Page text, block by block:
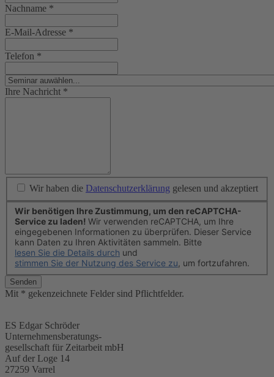
Nachname *
E-Mail-Adresse *
Telefon *
Ihre Nachricht *
Wir haben die Datenschutzerklärung gelesen und akzeptiert
Wir benötigen Ihre Zustimmung, um den reCAPTCHA-
Service zu laden! Wir verwenden reCAPTCHA, um Ihre
eingegebenen Informationen zu überprüfen. Dieser Service
kann Daten zu Ihren Aktivitäten sammeln. Bitte
lesen Sie die Details durch und
stimmen Sie der Nutzung des Service zu, um fortzufahren.
Senden
Mit * gekenzeichnete Felder sind Pflichtfelder.
ES Edgar Schröder
Unternehmensberatungs-
gesellschaft für Zeitarbeit mbH
Auf der Loge 14
27259 Varrel